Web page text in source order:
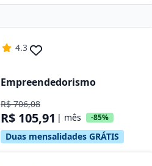
4.3
Empreendedorismo
R$ 706,08
R$ 105,91 | mês -85%
Duas mensalidades GRÁTIS